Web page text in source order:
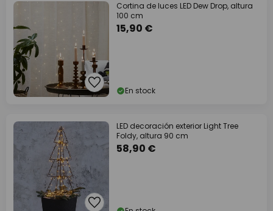
Cortina de luces LED Dew Drop, altura
100 cm
15,90 €
En stock
LED decoración exterior Light Tree
Foldy, altura 90 cm
58,90 €